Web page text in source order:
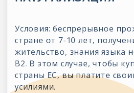
Условия: беспрерывное
стране от 7-10 лет,
жительство, знания языка
B2. В этом случае, чтобы
страны ЕС, вы платите
усилиями.